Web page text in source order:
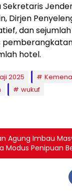
Dirjen
dan
hotel.
2025
wukuf
Agung Imbau
Modus Penipuan